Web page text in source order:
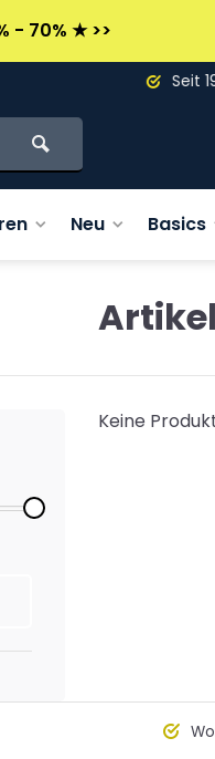
- 70% ★ >>
Seit 1989
Neu Basics
Keine